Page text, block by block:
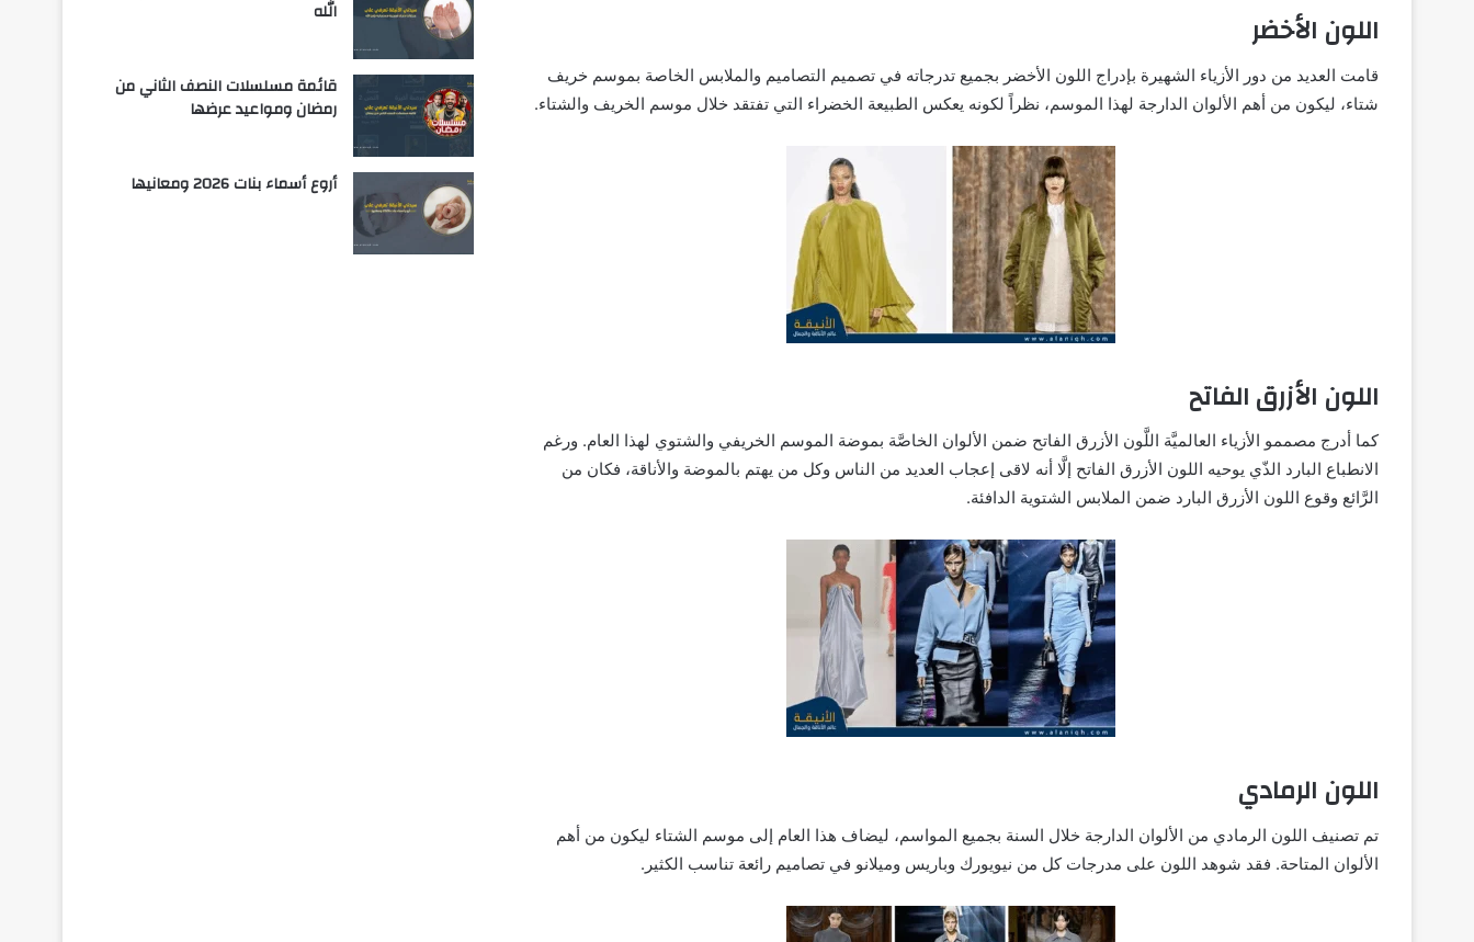
اللون الأخضر
قامت العديد من دور الأزياء الشهيرة بإدراج اللون الأخضر بجميع تدرجاته في تصميم التصاميم والملابس الخاصة بموسم خريف
شتاء، ليكون من أهم الألوان الدارجة لهذا الموسم، نظراً لكونه يعكس الطبيعة الخضراء التي تفتقد خلال موسم الخريف والشتاء.
اللون الأزرق الفاتح
كما أدرج مصممو الأزياء العالميَّة اللَّون الأزرق الفاتح ضمن الألوان الخاصَّة بموضة الموسم الخريفي والشتوي لهذا العام. ورغم
الانطباع البارد الذّي يوحيه اللون الأزرق الفاتح إلَّا أنه لاقى إعجاب العديد من الناس وكل من يهتم بالموضة والأناقة، فكان من
الرَّائع وقوع اللون الأزرق البارد ضمن الملابس الشتوية الدافئة.
اللون الرمادي
تم تصنيف اللون الرمادي من الألوان الدارجة خلال السنة بجميع المواسم، ليضاف هذا العام إلى موسم الشتاء ليكون من أهم
الألوان المتاحة. فقد شوهد اللون على مدرجات كل من نيويورك وباريس وميلانو في تصاميم رائعة تناسب الكثير.
الله
قائمة مسلسلات النصف الثاني من
رمضان ومواعيد عرضها
أروع أسماء بنات 2026 ومعانيها